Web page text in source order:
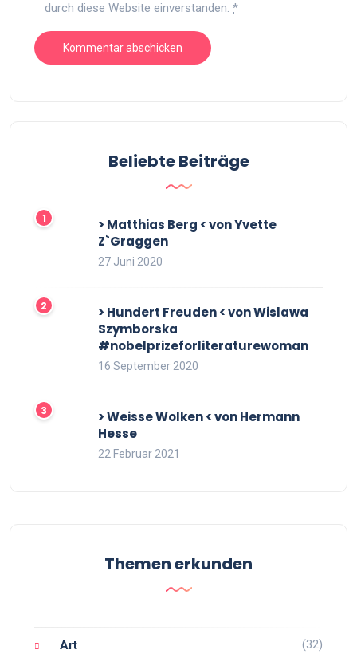
durch diese Website einverstanden. *
Beliebte Beiträge
> Matthias Berg < von Yvette
Z`Graggen
27 Juni 2020
> Hundert Freuden < von Wislawa
Szymborska
#nobelprizeforliteraturewoman
16 September 2020
> Weisse Wolken < von Hermann
Hesse
22 Februar 2021
Themen erkunden
Art (32)